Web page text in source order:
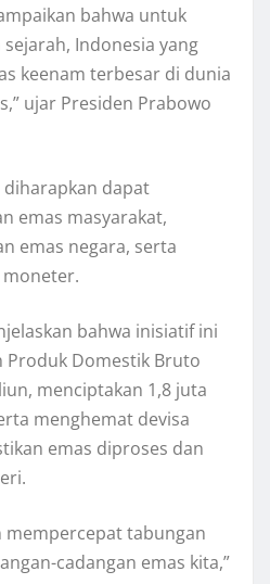
bahwa untuk
Indonesia yang
keenam terbesar di dunia
ujar Presiden Prabowo
diharapkan dapat
emas masyarakat,
emas negara, serta
bahwa inisiatif ini
Domestik Bruto
menciptakan 1,8 juta
menghemat devisa
emas diproses dan
mempercepat tabungan
cadangan emas kita,”